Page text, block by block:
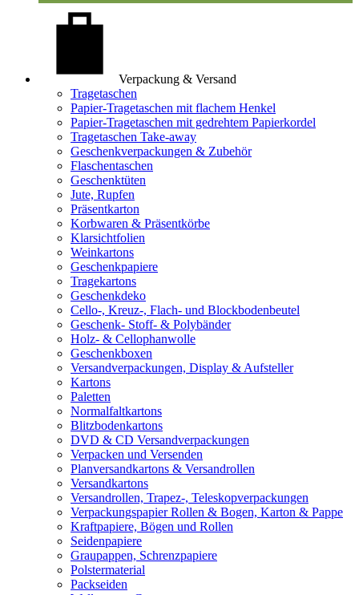
Verpackung & Versand
Tragetaschen
Papier-Tragetaschen mit flachem Henkel
Papier-Tragetaschen mit gedrehtem Papierkordel
Tragetaschen Take-away
Geschenkverpackungen & Zubehör
Flaschentaschen
Geschenktüten
Jute, Rupfen
Präsentkarton
Korbwaren & Präsentkörbe
Klarsichtfolien
Weinkartons
Geschenkpapiere
Tragekartons
Geschenkdeko
Cello-, Kreuz-, Flach- und Blockbodenbeutel
Geschenk- Stoff- & Polybänder
Holz- & Cellophanwolle
Geschenkboxen
Versandverpackungen, Display & Aufsteller
Kartons
Paletten
Normalfaltkartons
Blitzbodenkartons
DVD & CD Versandverpackungen
Verpacken und Versenden
Planversandkartons & Versandrollen
Versandkartons
Versandrollen, Trapez-, Teleskopverpackungen
Verpackungspapier Rollen & Bogen, Karton & Pappe
Kraftpapiere, Bögen und Rollen
Seidenpapiere
Graupappen, Schrenzpapiere
Polstermaterial
Packseiden